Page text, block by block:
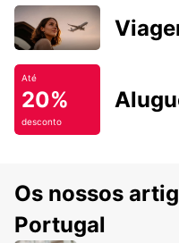
Até
20%
desconto
Os nossos
Portugal